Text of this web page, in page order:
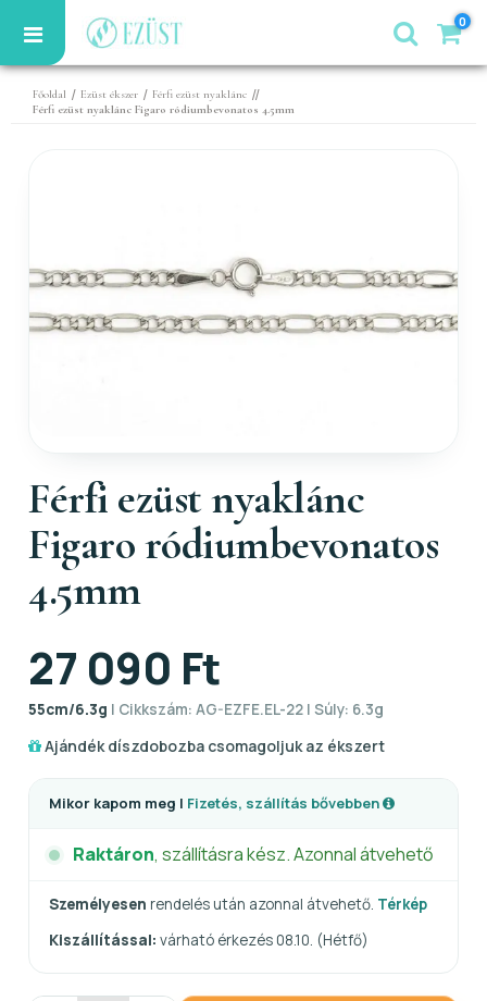
0
Főoldal / Ezüst ékszer / Férfi ezüst nyaklánc //
Férfi ezüst nyaklánc Figaro ródiumbevonatos 4.5mm
Férfi ezüst nyaklánc
Figaro ródiumbevonatos
4.5mm
27 090 Ft
55cm/6.3g | Cikkszám: AG-EZFE.EL-22 | Súly: 6.3g
Ajándék díszdobozba csomagoljuk az ékszert
Mikor kapom meg | Fizetés, szállítás bővebben
Raktáron, szállításra kész. Azonnal átvehető
Személyesen rendelés után azonnal átvehető. Térkép
Kiszállítással: várható érkezés 08.10. (Hétfő)